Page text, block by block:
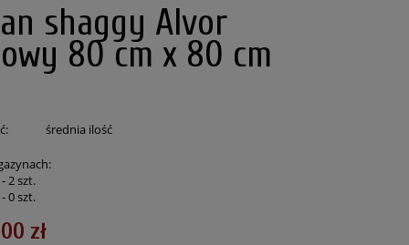
shaggy Alvor
80 cm x 80 cm
średnia ilość
-2szt.
-0szt.
zł